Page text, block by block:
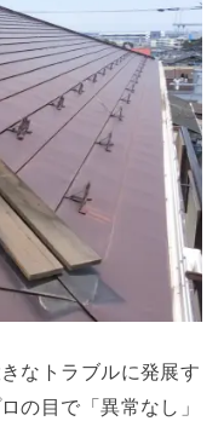
なトラブルに発展す
の目で「異常なし」